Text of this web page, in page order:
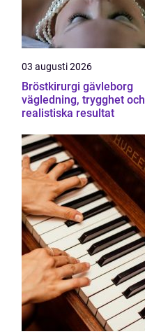
03 augusti 2026
Bröstkirurgi gävleborg
vägledning, trygghet och
realistiska resultat